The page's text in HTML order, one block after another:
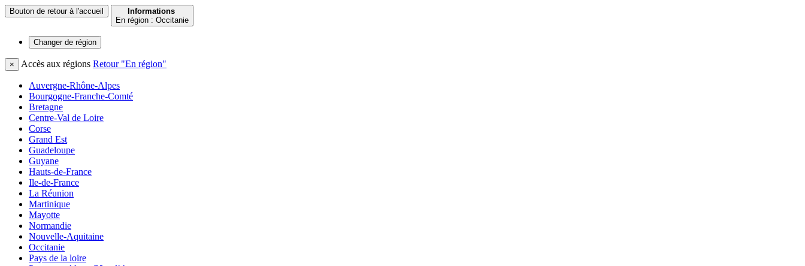
Bouton de retour à l'accueil
Informations
En région : Occitanie
Changer de région
× Accès aux régions Retour "En région"
Auvergne-Rhône-Alpes
Bourgogne-Franche-Comté
Bretagne
Centre-Val de Loire
Corse
Grand Est
Guadeloupe
Guyane
Hauts-de-France
Ile-de-France
La Réunion
Martinique
Mayotte
Normandie
Nouvelle-Aquitaine
Occitanie
Pays de la loire